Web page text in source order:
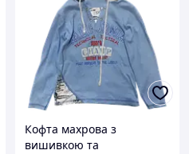
Кофта махрова з
вишивкою та